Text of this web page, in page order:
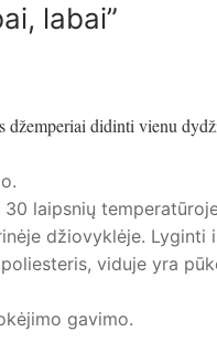
labai”
didinti vienu
laipsnių
džiovyklėje. Lyginti
viduje yra
gavimo.